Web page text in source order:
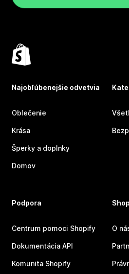
Najobľúbenejšie odvetvia
Oblečenie
Krása
Šperky a doplnky
Domov
Podpora
Centrum pomoci Shopify
Dokumentácia API
Komunita Shopify
O